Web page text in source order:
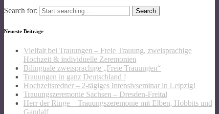
Search for:
Neueste Beiträge
Vielfalt bei Trauungen – Freie Trauung, zweisprachige
Hochzeit & individuelle Zeremonien
Bilinguale zweisprachige „Freie Trauungen“
Trauungen in ganz Deutschland !
Hochzeitsredner – 2-tägiges Intensivseminar in Leipzig!
Trauungszeremonie Sachsen – Dresden-Freital
Herr der Ringe – Trauungszeremonie mit Elben, Hobbits und
Gandalf